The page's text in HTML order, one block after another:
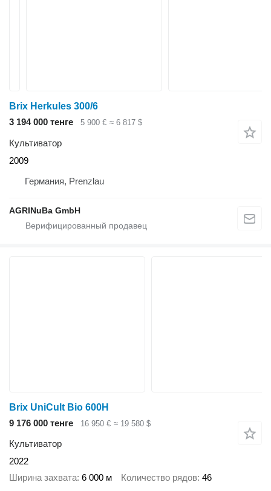
Brix Herkules 300/6
3 194 000 тенге
5 900 € ≈ 6 817 $
Культиватор
2009
Германия, Prenzlau
AGRINuBa GmbH
Brix UniCult Bio 600H
9 176 000 тенге
16 950 € ≈ 19 580 $
Культиватор
2022
Ширина захвата 6 000 м Количество рядов 46